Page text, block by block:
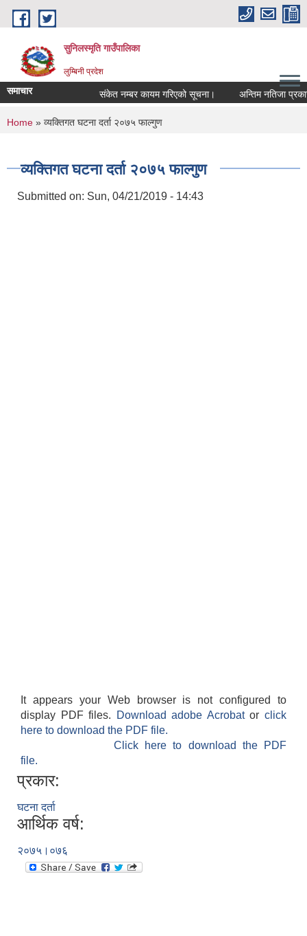
Skip to main content
सुनिलस्मृति गाउँपालिका
लुम्बिनी प्रदेश
समाचार संकेत नम्बर कायम गरिएको सूचना। अन्तिम नतिजा प्रकासन
You are here
Home » व्यक्तिगत घटना दर्ता २०७५ फाल्गुण
व्यक्तिगत घटना दर्ता २०७५ फाल्गुण
Submitted on: Sun, 04/21/2019 - 14:43
It appears your Web browser is not configured to
display PDF files.
Download adobe Acrobatorclick
here to download the PDF file.
Click here to download the PDF
file.
प्रकार:
घटना दर्ता
आर्थिक वर्ष:
२०७५।०७६